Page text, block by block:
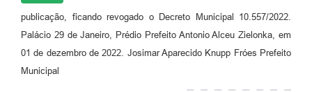
publicação, ficando revogado o Decreto Municipal 10.557/2022.
Palácio 29 de Janeiro, Prédio Prefeito Antonio Alceu Zielonka, em
01 de dezembro de 2022. Josimar Aparecido Knupp Fróes Prefeito
Municipal